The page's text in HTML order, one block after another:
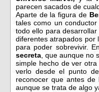
parecen sacados de
Aparte de la figura de
tales como un
todo ello para
diferentes atrapados por
para poder sobrevivir.
secreta , que aunque
simple hecho de ver
verlo desde el punto
reconocer que antes
aunque se trata de algo